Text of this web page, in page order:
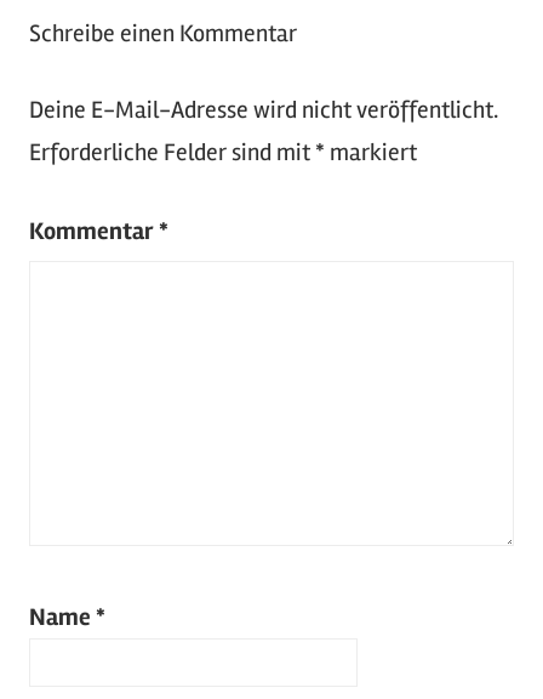
Youngtimer
Schreibe einen Kommentar
Deine E-Mail-Adresse wird nicht veröffentlicht.
Erforderliche Felder sind mit * markiert
Kommentar *
Name *